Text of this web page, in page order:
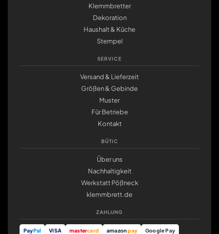
Klemmbretter
Dekoration
Haushalt & Küche
Stempel
SERVICE
Versand & Lieferzeit
Größen & Gebinde
Muster
Für Betriebe
Kontakt
BÜTIC
Über uns
Nachhaltigkeit
Werkstatt Pößneck
klemmbrett.de
ZAHLUNG
PayPal VISA mastercard amazonpay Google Pay